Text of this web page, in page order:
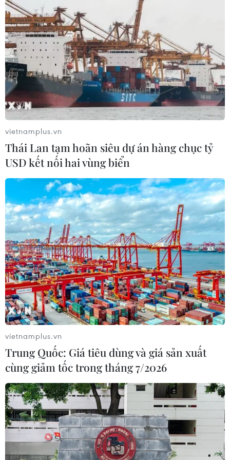
Khủng hoảng nắng nóng đẩy 34 tỉnh
của Pháp vào mức nguy cơ cháy
rừng cao
09/08/2026 06:59
Những lý do khiến du khách Ấn Độ
chuyển hướng sang Việt Nam
09/08/2026 06:58
Cộng hòa Dân chủ Congo ghi nhận
hơn 300 trẻ em tử vong do Ebola
08/08/2026 22:21
Đà Nẵng: Hỗ trợ 700 triệu đồng cho
đồng bào nghèo xã Hùng Sơn
08/08/2026 16:58
Vùng 3 Hải quân cứu thành công 1
nạn nhân bị sóng cuốn tại Mũi Nghê
08/08/2026 15:43
Trung Quốc nâng mức ứng phó khẩn
cấp với bão Dolphin
08/08/2026 14:10
Đà Nẵng: Sóng cuốn 4 người tại Mũi
vietnamplus.vn
Thái Lan tạm hoãn siêu dự án hàng chục tỷ
USD kết nối hai vùng biển
vietnamplus.vn
Trung Quốc: Giá tiêu dùng và giá sản xuất
cùng giảm tốc trong tháng 7/2026